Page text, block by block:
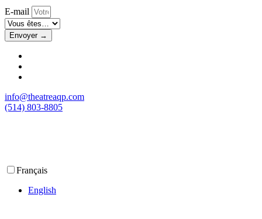
E-mail
Envoyer →
info@theatreaqp.com
(514) 803-8805
Français
English